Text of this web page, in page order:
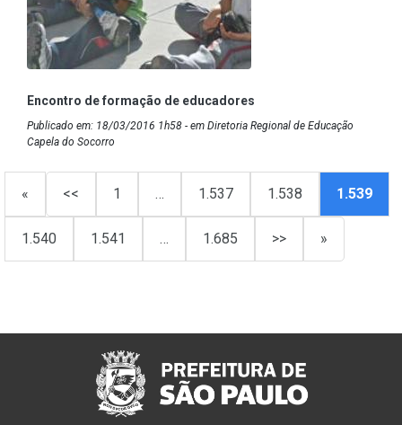
Encontro de formação de educadores
Publicado em: 18/03/2016 1h58 - em Diretoria Regional de Educação
Capela do Socorro
« << 1 … 1.537 1.538 1.539
1.540 1.541 … 1.685 >> »